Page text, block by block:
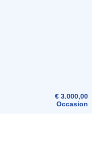
€ 3.000,00
Occasion